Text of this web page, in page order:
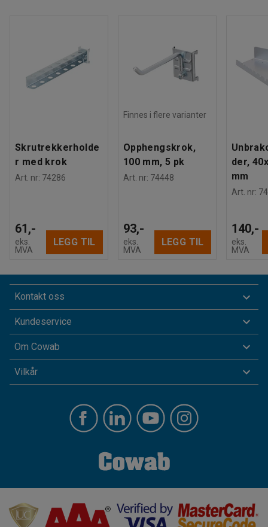
Skrutrekkerholde
r med krok
Art. nr: 74286
61,-
eks.
MVA
LEGG TIL
Finnes i flere varianter
Opphengskrok,
100 mm, 5 pk
Art. nr: 74448
93,-
eks.
MVA
LEGG TIL
der,
mm
Art. nr:
140,-
eks.
MVA
Kontakt oss
Kundeservice
Om Cowab
Vilkår